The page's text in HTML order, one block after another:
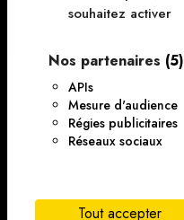
souhaitez activer
Nos partenaires (5)
APIs
Mesure d'audience
Régies publicitaires
Réseaux sociaux
Tout accepter
mais il est possible